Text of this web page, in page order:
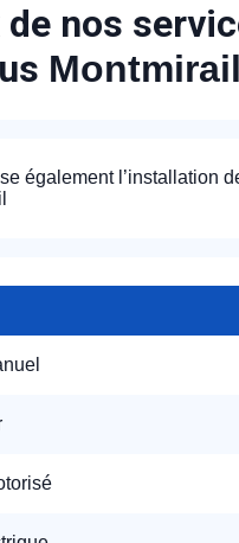
nos
Montmirail
également l’installation
!